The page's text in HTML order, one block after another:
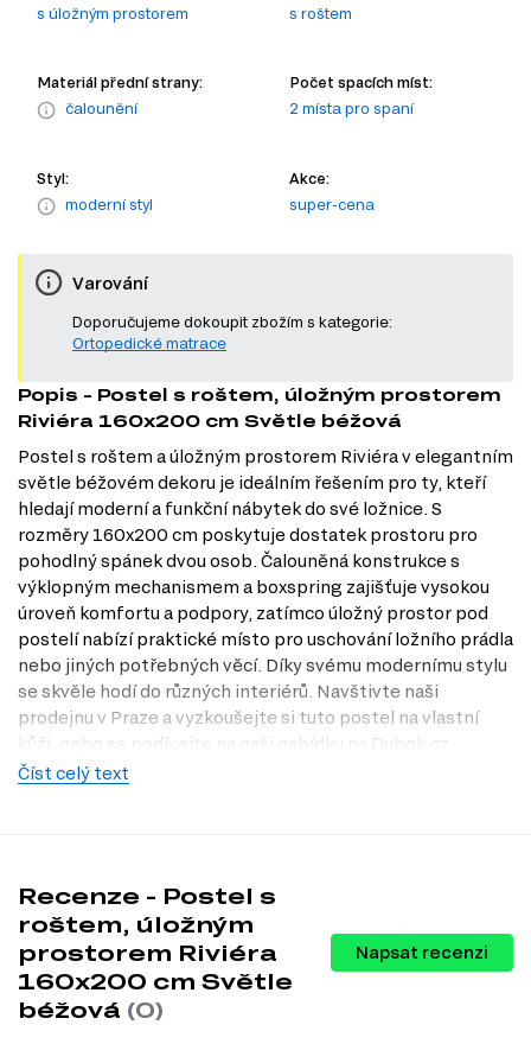
s úložným prostorem s roštem
Materiál přední strany:
čalounění
Počet spacích míst:
2 místa pro spaní
Styl:
moderní styl
Akce:
super-cena
Varování
Doporučujeme dokoupit zbožím s kategorie:
Ortopedické matrace
Popis - Postel s roštem, úložným prostorem
Riviéra 160x200 cm Světle béžová
Postel s roštem a úložným prostorem Riviéra v elegantním
světle béžovém dekoru je ideálním řešením pro ty, kteří
hledají moderní a funkční nábytek do své ložnice. S
rozměry 160x200 cm poskytuje dostatek prostoru pro
pohodlný spánek dvou osob. Čalouněná konstrukce s
výklopným mechanismem a boxspring zajišťuje vysokou
úroveň komfortu a podpory, zatímco úložný prostor pod
postelí nabízí praktické místo pro uschování ložního prádla
nebo jiných potřebných věcí. Díky svému modernímu stylu
se skvěle hodí do různých interiérů. Navštivte naši
prodejnu v Praze a vyzkoušejte si tuto postel na vlastní
kůži, nebo se podívejte na naši nabídku na Dubok.cz.
Charakteristiky, vlastnosti a výhody
snadno uschovat ložní prádlo a další věci, což šetří místo v ložnici.
dodávají posteli elegantní vzhled, který se hodí do různých
interiérů.
Výklopný mechanismus.Snadný přístup k úložnému prostoru díky
manipulaci.
Číst celý text
Recenze - Postel s
roštem, úložným
prostorem Riviéra
160x200 cm Světle
béžová (0)
Napsat recenzi